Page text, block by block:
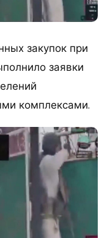
закупок при
заявки
комплексами.